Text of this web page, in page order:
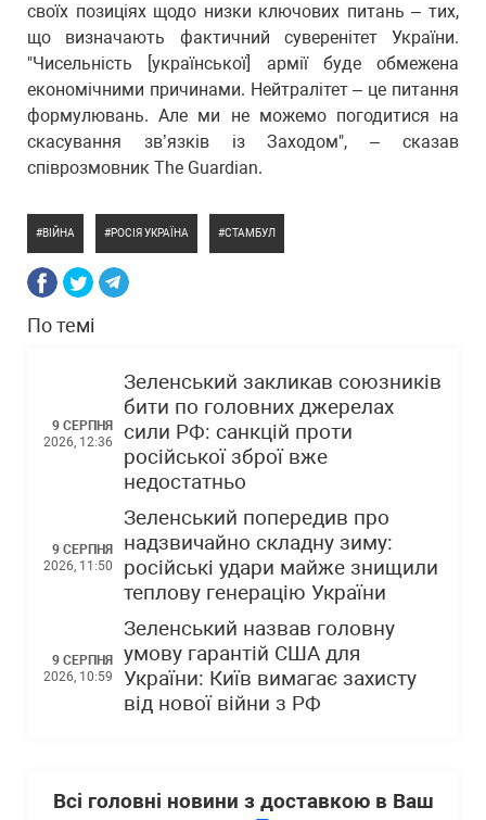
своїх позиціях щодо низки ключових питань – тих,
що визначають фактичний суверенітет України.
"Чисельність [української] армії буде обмежена
економічними причинами. Нейтралітет – це питання
формулювань. Але ми не можемо погодитися на
скасування зв’язків із Заходом", – сказав
співрозмовник The Guardian.
ВІЙНА РОСІЯ УКРАЇНА СТАМБУЛ
По темі
9 СЕРПНЯ
2026, 12:36
Зеленський закликав союзників
бити по головних джерелах
сили РФ: санкцій проти
російської зброї вже
недостатньо
9 СЕРПНЯ
2026, 11:50
Зеленський попередив про
надзвичайно складну зиму:
російські удари майже знищили
теплову генерацію України
9 СЕРПНЯ
2026, 10:59
Зеленський назвав головну
умову гарантій США для
України: Київ вимагає захисту
від нової війни з РФ
Всі головні новини з доставкою в Ваш